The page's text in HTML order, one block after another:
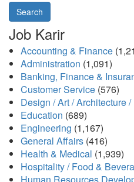
Search
Job Karir
Accounting & Finance
Administration (1,091)
Banking, Finance &
Customer Service (576)
Design / Art / Architecture
Education (689)
Engineering (1,167)
General Affairs (416)
Health & Medical (1,939)
Hospitality / Food &